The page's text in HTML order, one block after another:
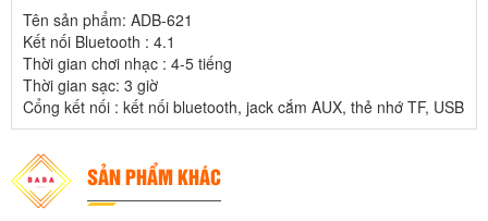
Tên sản phẩm: ADB-621
Kết nối Bluetooth : 4.1
Thời gian chơi nhạc : 4-5 tiếng
Thời gian sạc: 3 giờ
Cổng kết nối : kết nối bluetooth, jack cắm AUX, thẻ nhớ TF, USB
SẢN PHẨM KHÁC